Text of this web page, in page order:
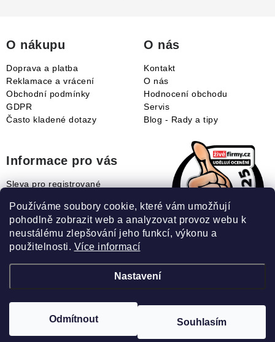
Používáme soubory cookie, které vám umožňují
pohodlně zobrazit web a analyzovat provoz webu k
neustálému zlepšování jeho funkcí, výkonu a
použitelnosti. Více informací
Nastavení
Odmítnout Souhlasím
O nákupu
Doprava a platba
Reklamace a vrácení
Obchodní podmínky
GDPR
Často kladené dotazy
O nás
Kontakt
O nás
Hodnocení obchodu
Servis
Blog - Rady a tipy
Informace pro vás
Sleva pro registrované
Jak uplatnit slevový kupón?
Jak nakupovat?
Slovník pojmů
Recenze našeho eshopu: